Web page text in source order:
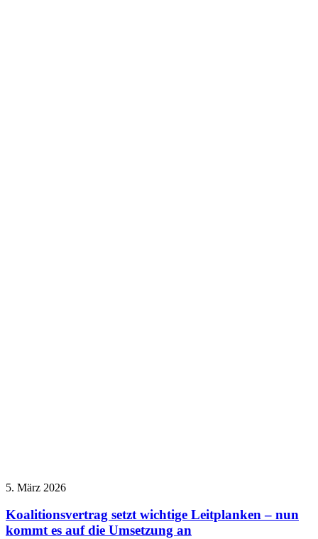
5. März 2026
Koalitionsvertrag setzt wichtige Leitplanken – nun
kommt es auf die Umsetzung an